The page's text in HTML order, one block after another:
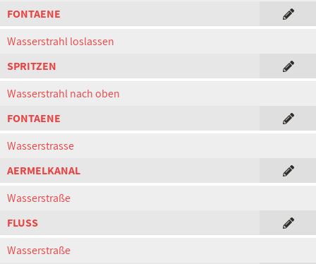
FONTAENE
Wasserstrahl loslassen
SPRITZEN
Wasserstrahl nach oben
FONTAENE
Wasserstrasse
AERMELKANAL
Wasserstraße
FLUSS
Wasserstraße